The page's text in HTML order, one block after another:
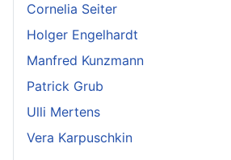
Cornelia Seiter
Holger Engelhardt
Manfred Kunzmann
Patrick Grub
Ulli Mertens
Vera Karpuschkin